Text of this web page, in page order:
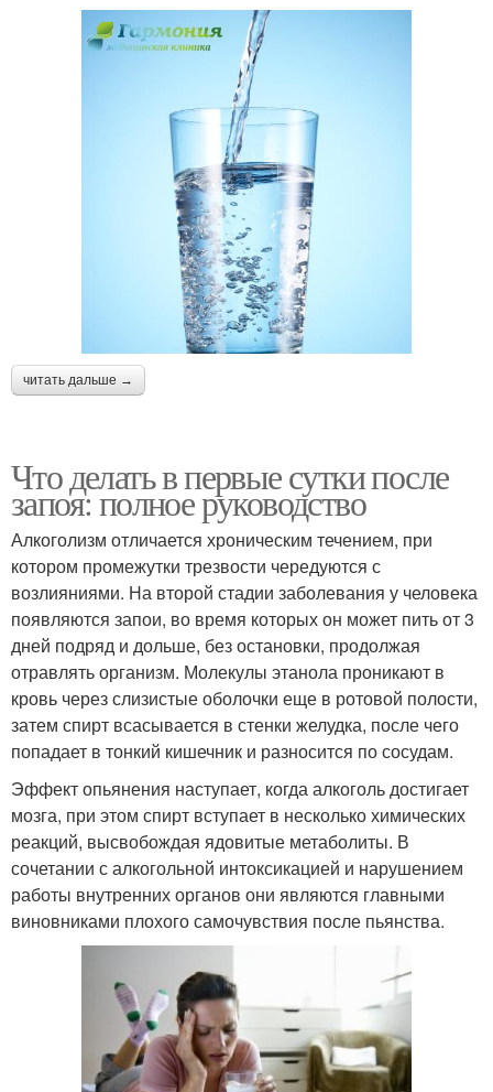
читать дальше →
Что делать в первые сутки после
запоя: полное руководство
Алкоголизм отличается хроническим течением, при
котором промежутки трезвости чередуются с
возлияниями. На второй стадии заболевания у человека
появляются запои, во время которых он может пить от 3
дней подряд и дольше, без остановки, продолжая
отравлять организм. Молекулы этанола проникают в
кровь через слизистые оболочки еще в ротовой полости,
затем спирт всасывается в стенки желудка, после чего
попадает в тонкий кишечник и разносится по сосудам.
Эффект опьянения наступает, когда алкоголь достигает
мозга, при этом спирт вступает в несколько химических
реакций, высвобождая ядовитые метаболиты. В
сочетании с алкогольной интоксикацией и нарушением
работы внутренних органов они являются главными
виновниками плохого самочувствия после пьянства.